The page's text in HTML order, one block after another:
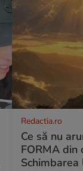
Redactia.ro
Ce să nu
FORMA din
Schimbarea